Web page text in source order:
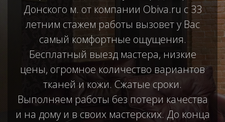
Донского м. от компании Obiva.ru с 33
летним стажем работы вызовет у Вас
самый комфортные ощущения.
Бесплатный выезд мастера, низкие
цены, огромное количество вариантов
тканей и кожи. Сжатые сроки.
Выполняем работы без потери качества
и на дому и в своих мастерских. До конца